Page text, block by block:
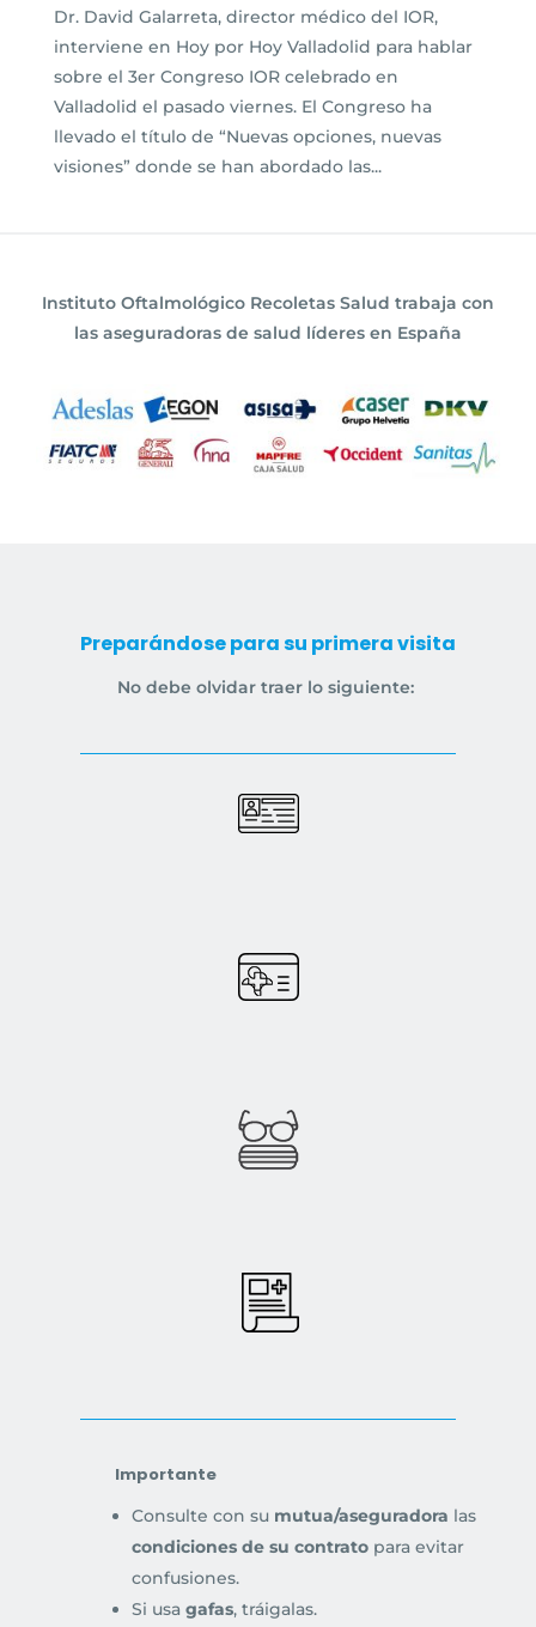
Dr. David Galarreta, director médico del IOR,
interviene en Hoy por Hoy Valladolid para hablar
sobre el 3er Congreso IOR celebrado en
Valladolid el pasado viernes. El Congreso ha
llevado el título de “Nuevas opciones, nuevas
visiones” donde se han abordado las...
Instituto Oftalmológico Recoletas Salud trabaja con
las aseguradoras de salud líderes en España
Preparándose para su primera visita
No debe olvidar traer lo siguiente:
Importante
Consulte con sumutua/aseguradora las
condiciones de su contratopara evitar
confusiones.
Si usa gafas, tráigalas.